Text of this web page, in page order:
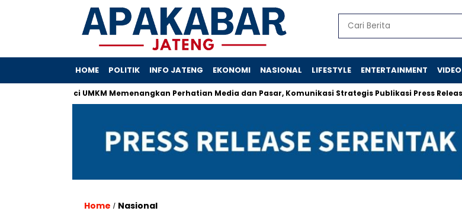
HOME POLITIK INFO JATENG EKONOMI NASIONAL LIFESTYLE ENTERTAINMENT VIDEO
Kunci UMKM Memenangkan Perhatian Media dan Pasar, Komunikasi Strategis Publikasi Press Release
Home / Nasional